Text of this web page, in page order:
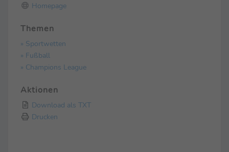
Homepage
Themen
» Sportwetten
» Fußball
» Champions League
Aktionen
Download als TXT
Drucken